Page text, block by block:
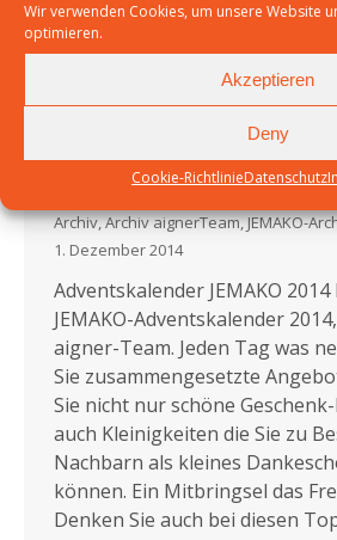
Wir verwenden Cookies, um unsere Website
optimieren.
Akzeptieren
Deny
Cookie-RichtlinieDatenschutz
JEMAKO Adventskalender
Archiv,Archiv aignerTeam,JEMAKO-
1. Dezember 2014
Adventskalender JEMAKO
JEMAKO-Adventskalender
aigner-Team. Jeden Tag was
Sie zusammengesetzte
Sie nicht nur schöne
auch Kleinigkeiten die Sie zu
Nachbarn als kleines
können. Ein Mitbringsel das
Denken Sie auch bei diesen